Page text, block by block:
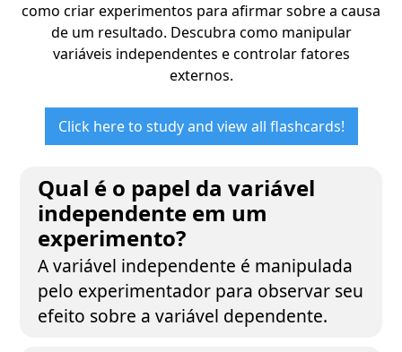
como criar experimentos para afirmar sobre a causa
de um resultado. Descubra como manipular
variáveis independentes e controlar fatores
externos.
Click here to study and view all flashcards!
Qual é o papel da variável
independente em um
experimento?
A variável independente é manipulada
pelo experimentador para observar seu
efeito sobre a variável dependente.